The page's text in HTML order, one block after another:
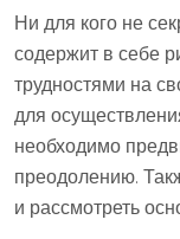
Ни для кого не
содержит в себе
трудностями на
для
необходимо
преодолению.
и рассмотреть